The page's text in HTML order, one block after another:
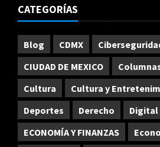
CATEGORÍAS
Blog CDMX
CIUDAD DE MEXICO
Cultura
Cultura y
Deportes
Derecho Digital
ECONOMÍA Y FINANZAS